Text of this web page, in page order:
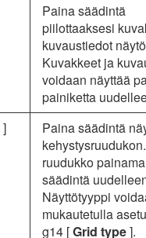
Paina säädintä
piilottaaksesi
kuvaustiedot
Kuvakkeet ja
voidaan näyttää
painiketta
]
Paina säädintä
ruudukko
säädintä
Näyttötyyppi
mukautetulla
g14 [Grid type].